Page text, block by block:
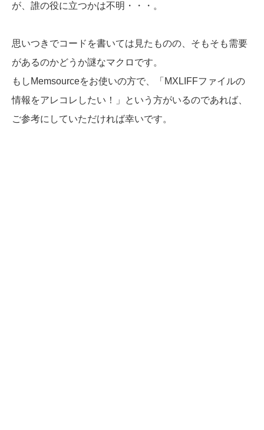
が、誰の役に立つかは不明・・・。
思いつきでコードを書いては見たものの、そもそも需要
があるのかどうか謎なマクロです。
もしMemsourceをお使いの方で、「MXLIFFファイルの
情報をアレコレしたい！」という方がいるのであれば、
ご参考にしていただければ幸いです。